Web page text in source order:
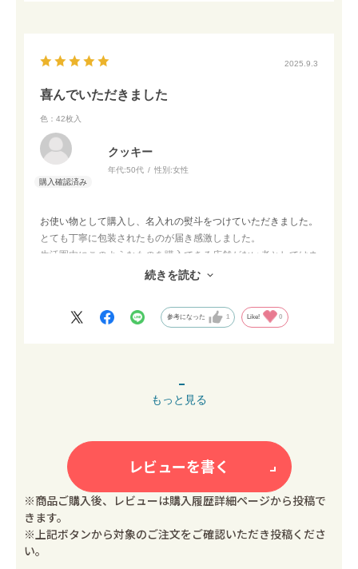
2025.9.3
喜んでいただきました
色：42枚入
クッキー
年代:50代 性別:女性
お使い物として購入し、名入れの熨斗をつけていただきました。
とても丁寧に包装されたものが届き感激しました。
生活圏内にこのようなものを購入できる店舗がない者としてはネ
ットで購入できることが大変ありがたくぜひまた利用させていた
続きを読む
参考になった 1 Like! 0
もっと見る
レビューを書く
※商品ご購入後、レビューは購入履歴詳細ページから投稿で
きます。
※上記ボタンから対象のご注文をご確認いただき投稿くださ
い。